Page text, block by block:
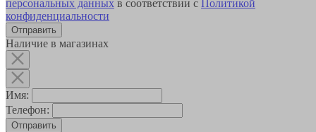
персональных данных в соответствии с Политикой
конфиденциальности
Наличие в магазинах
Имя:
Телефон:
Отправить